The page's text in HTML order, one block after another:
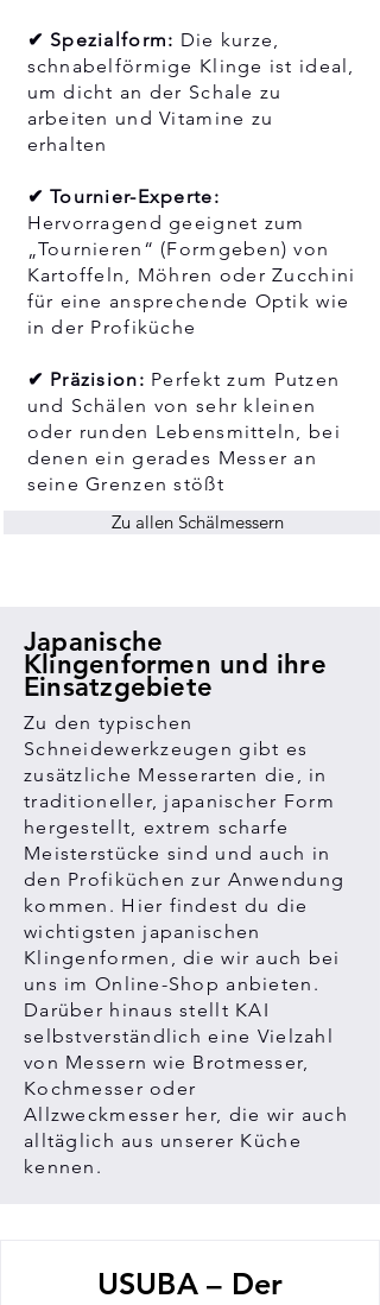
✔ Spezialform: Die kurze,
schnabelförmige Klinge ist ideal,
um dicht an der Schale zu
arbeiten und Vitamine zu
erhalten
✔ Tournier-Experte:
Hervorragend geeignet zum
„Tournieren“ (Formgeben) von
Kartoffeln, Möhren oder Zucchini
für eine ansprechende Optik wie
in der Profiküche
✔ Präzision: Perfekt zum Putzen
und Schälen von sehr kleinen
oder runden Lebensmitteln, bei
denen ein gerades Messer an
seine Grenzen stößt
Zu allen Schälmessern
Japanische
Klingenformen und ihre
Einsatzgebiete
Zu den typischen
Schneidewerkzeugen gibt es
zusätzliche Messerarten die, in
traditioneller, japanischer Form
hergestellt, extrem scharfe
Meisterstücke sind und auch in
den Profiküchen zur Anwendung
kommen. Hier findest du die
wichtigsten japanischen
Klingenformen, die wir auch bei
uns im Online-Shop anbieten.
Darüber hinaus stellt KAI
selbstverständlich eine Vielzahl
von Messern wie Brotmesser,
Kochmesser oder
Allzweckmesser her, die wir auch
alltäglich aus unserer Küche
kennen.
USUBA – Der